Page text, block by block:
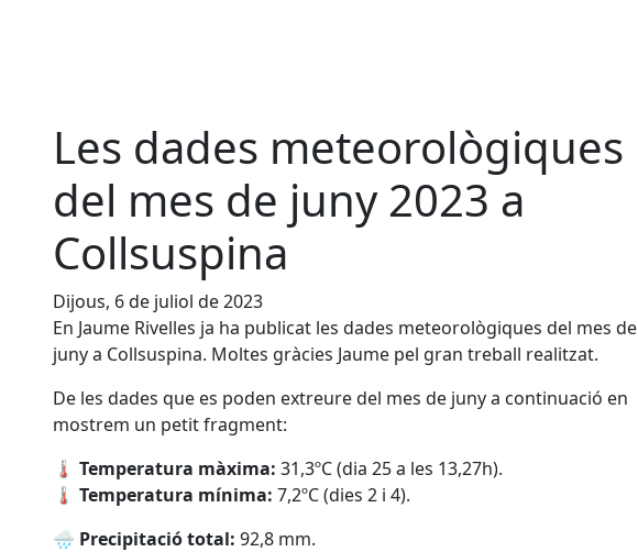
Les dades meteorològiques
del mes de juny 2023 a
Collsuspina
Dijous, 6 de juliol de 2023
En Jaume Rivelles ja ha publicat les dades meteorològiques del mes de
juny a Collsuspina. Moltes gràcies Jaume pel gran treball realitzat.
De les dades que es poden extreure del mes de juny a continuació en
mostrem un petit fragment:
🌡 Temperatura màxima: 31,3ºC (dia 25 a les 13,27h).
🌡 Temperatura mínima: 7,2ºC (dies 2 i 4).
🌧 Precipitació total: 92,8 mm.